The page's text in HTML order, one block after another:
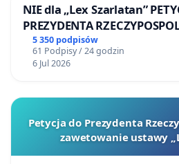
NIE dla „Lex Szarlatan”
PREZYDENTA
5 350 podpisów
61 Podpisy / 24 godzin
6 Jul 2026
Petycja do Prezydenta
zawetowanie ustawy